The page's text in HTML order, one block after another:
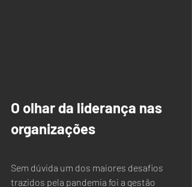
O olhar da liderança nas
organizações
Sem dúvida um dos maiores desafios
trazidos pela pandemia foi a gestão